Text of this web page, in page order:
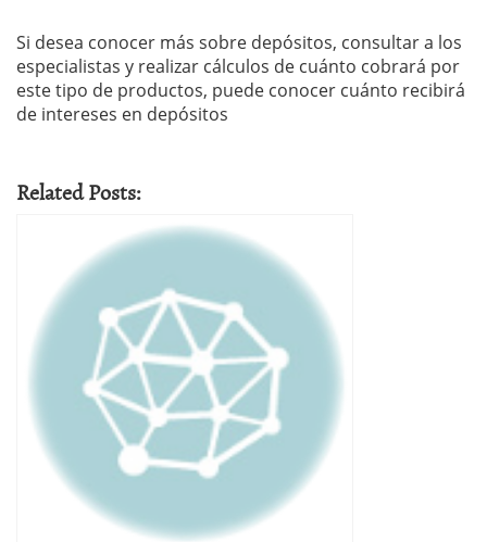
Si desea conocer más sobre depósitos, consultar a los
especialistas y realizar cálculos de cuánto cobrará por
este tipo de productos, puede conocer cuánto recibirá
de intereses en depósitos
Related Posts: